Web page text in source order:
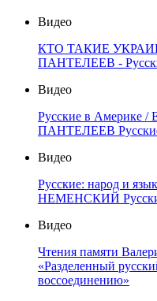
Видео
КТО ТАКИЕ
ПАНТЕЛЕЕВ -
Видео
Русские в Америке
ПАНТЕЛЕЕВ
Видео
Русские: народ и
НЕМЕНСКИЙ
Видео
Чтения памяти
«Разделенный
воссоединению»